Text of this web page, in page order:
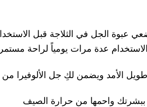
الجل في الثلاجة قبل
عدة مرات يومياً لراحة
الأمد ويضمن لكِ جل الألوفيرا من
ببشرتك واحمها من حرارة الصيف